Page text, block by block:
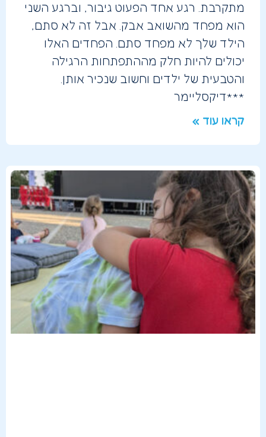
מתקרבת. רגע אחד הפעוט גיבור, וברגע השני
הוא מפחד מהשואב אבק. אבל זה לא סתם,
הילד שלך לא מפחד סתם. הפחדים האלו
יכולים להיות חלק מההתפתחות הרגילה
והטבעית של ילדים וחשוב שנכיר אותן.
***דיקסליימר
קראו עוד »